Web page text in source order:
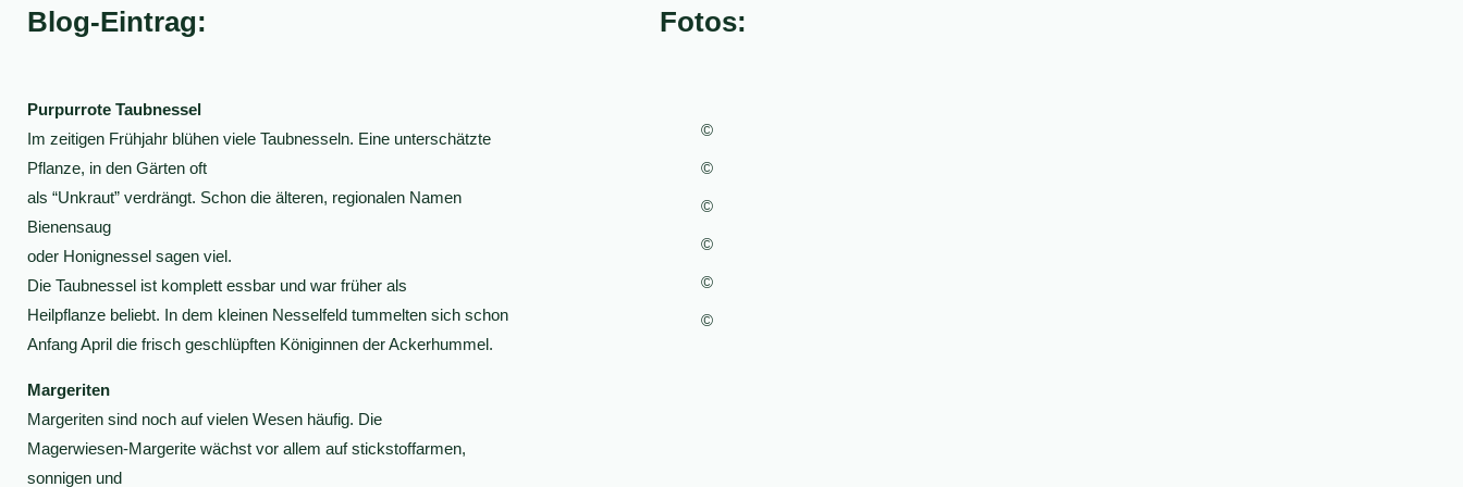
Blog-Eintrag:
Purpurrote Taubnessel
Im zeitigen Frühjahr blühen viele Taubnesseln. Eine unterschätzte
Pflanze, in den Gärten oft
als “Unkraut” verdrängt. Schon die älteren, regionalen Namen
Bienensaug
oder Honignessel sagen viel.
Die Taubnessel ist komplett essbar und war früher als
Heilpflanze beliebt. In dem kleinen Nesselfeld tummelten sich schon
Anfang April die frisch geschlüpften Königinnen der Ackerhummel.
Margeriten
Margeriten sind noch auf vielen Wesen häufig. Die
Magerwiesen-Margerite wächst vor allem auf stickstoffarmen,
sonnigen und
Fotos:
©
©
©
©
©
©